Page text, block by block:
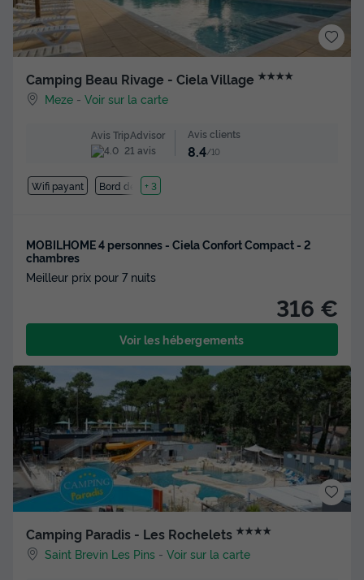
Camping Beau Rivage - Ciela Village ★★★★
Meze -Voir sur la carte
Avis TripAdvisor
21 avis
Avis clients
8.4/10
Wifi payant Bord de mer
+ 3
MOBILHOME 4 personnes - Ciela Confort Compact - 2
chambres
Meilleur prix pour 7 nuits
316 €
Voir les hébergements
Camping Paradis - Les Rochelets ★★★★
Saint Brevin Les Pins -Voir sur la carte